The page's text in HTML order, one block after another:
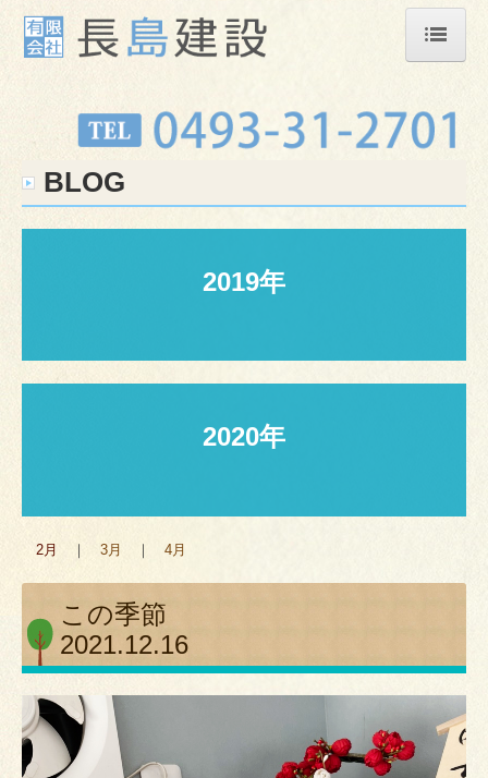
会社概要
業務案内
施工事例
BLOG
2019年
2020年
2 月 ｜ 3月 ｜ 4月
この季節
2021.12.16